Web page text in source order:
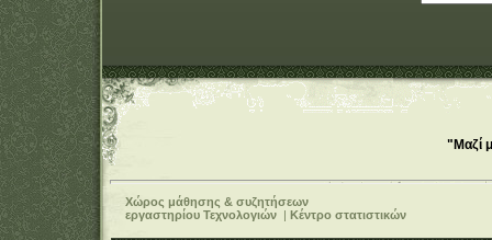
"Μαζί
Χώρος μάθησης & συζητήσεων
εργαστηρίου Τεχνολογιών |Κέντρο στατιστικών